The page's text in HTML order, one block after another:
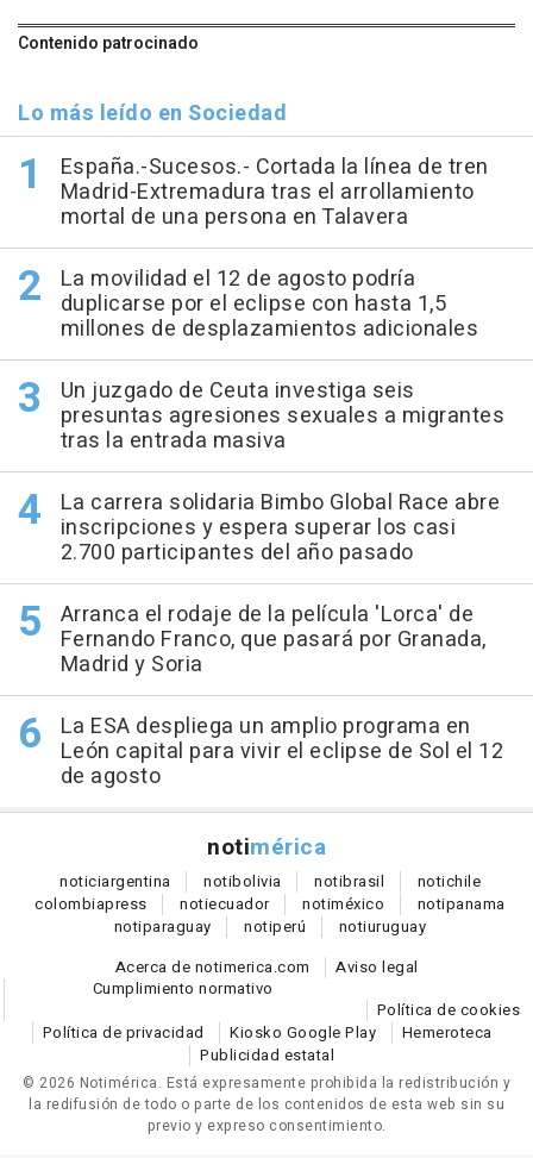
Contenido patrocinado
Lo más leído en Sociedad
España.-Sucesos.- Cortada la línea de tren
Madrid-Extremadura tras el arrollamiento
mortal de una persona en Talavera
La movilidad el 12 de agosto podría
duplicarse por el eclipse con hasta 1,5
millones de desplazamientos adicionales
Un juzgado de Ceuta investiga seis
presuntas agresiones sexuales a migrantes
tras la entrada masiva
La carrera solidaria Bimbo Global Race abre
inscripciones y espera superar los casi
2.700 participantes del año pasado
Arranca el rodaje de la película 'Lorca' de
Fernando Franco, que pasará por Granada,
Madrid y Soria
La ESA despliega un amplio programa en
León capital para vivir el eclipse de Sol el 12
de agosto
notimérica
noticiargentina notibolivia notibrasil notichile
colombiapress notiecuador notiméxico notipanama
notiparaguay notiperú notiuruguay
Acerca de notimerica.com
Aviso legal
Cumplimiento normativo
Política de cookies
Política de privacidad
Kiosko Google Play
Hemeroteca
Publicidad estatal
© 2026 Notimérica. Está expresamente prohibida la redistribución y
la redifusión de todo o parte de los contenidos de esta web sin su
previo y expreso consentimiento.